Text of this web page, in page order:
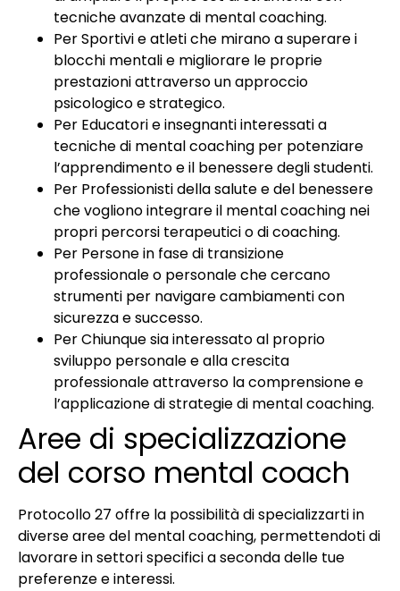
tecniche avanzate di mental coaching.
Per Sportivi e atleti che mirano a superare i
blocchi mentali e migliorare le proprie
prestazioni attraverso un approccio
psicologico e strategico.
Per Educatori e insegnanti interessati a
tecniche di mental coaching per potenziare
l’apprendimento e il benessere degli studenti.
Per Professionisti della salute e del benessere
che vogliono integrare il mental coaching nei
propri percorsi terapeutici o di coaching.
Per Persone in fase di transizione
professionale o personale che cercano
strumenti per navigare cambiamenti con
sicurezza e successo.
Per Chiunque sia interessato al proprio
sviluppo personale e alla crescita
professionale attraverso la comprensione e
l’applicazione di strategie di mental coaching.
Aree di specializzazione
del corso mental coach
Protocollo 27 offre la possibilità di specializzarti in
diverse aree del mental coaching, permettendoti di
lavorare in settori specifici a seconda delle tue
preferenze e interessi.